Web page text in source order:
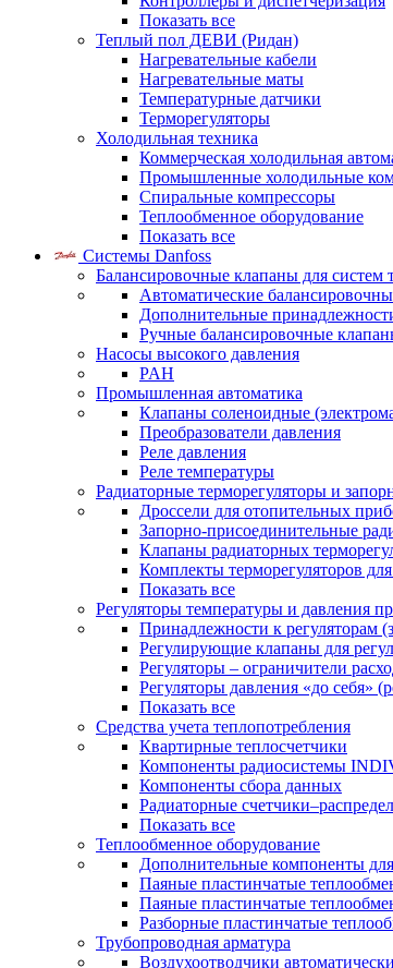
Показать все
Теплый пол ДЕВИ (Ридан)
Нагревательные кабели
Нагревательные маты
Температурные датчики
Терморегуляторы
Холодильная техника
Коммерческая холодильная
Промышленные холодильные
Спиральные компрессоры
Теплообменное оборудование
Показать все
Системы Danfoss
Балансировочные клапаны для систем
Автоматические
Дополнительные
Ручные балансировочные
Насосы высокого давления
PAH
Промышленная автоматика
Клапаны соленоидные
Преобразователи давления
Реле давления
Реле температуры
Радиаторные терморегуляторы и
Дроссели для отопительных
Запорно-присоединительные
Клапаны радиаторных
Комплекты терморегуляторов
Показать все
Регуляторы температуры и давления
Принадлежности к регуляторам
Регулирующие клапаны для
Регуляторы – ограничители
Регуляторы давления «до себя»
Показать все
Средства учета теплопотребления
Квартирные теплосчетчики
Компоненты радиосистемы
Компоненты сбора данных
Радиаторные
Показать все
Теплообменное оборудование
Дополнительные компоненты
Паяные пластинчатые
Паяные пластинчатые
Разборные пластинчатые
Трубопроводная арматура
Воздухоотводчики